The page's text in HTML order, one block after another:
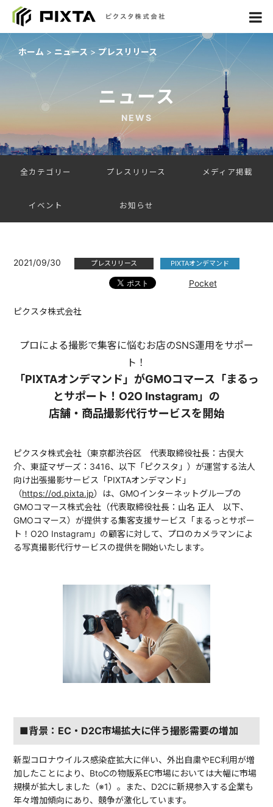
ホーム ニュース プレスリリース
ニュース
NEWS
全カテゴリー プレスリリース メディア掲載
イベント お知らせ
2021/09/30 プレスリリース PIXTAオンデマンド
Pocket
ピクスタ株式会社
プロによる撮影で集客に悩むお店のSNS運用をサポー
ト！
「PIXTAオンデマンド」がGMOコマース「まるっ
とサポート！O2O Instagram」の
店舗・商品撮影代行サービスを開始
ピクスタ株式会社（東京都渋谷区 代表取締役社長：古俣大
介、東証マザーズ：3416、以下「ピクスタ」）が運営する法人
向け出張撮影サービス「PIXTAオンデマンド」
（https://od.pixta.jp）は、GMOインターネットグループの
GMOコマース株式会社（代表取締役社長：山名 正人 以下、
GMOコマース）が提供する集客支援サービス「まるっとサポー
ト！O2O Instagram」の顧客に対して、プロのカメラマンによ
る写真撮影代行サービスの提供を開始いたします。
■背景：EC・D2C市場拡大に伴う撮影需要の増加
新型コロナウイルス感染症拡大に伴い、外出自粛やEC利用が増
加したことにより、BtoCの物販系EC市場においては大幅に市場
規模が拡大しました（※1）。また、D2Cに新規参入する企業も
年々増加傾向にあり、競争が激化しています。